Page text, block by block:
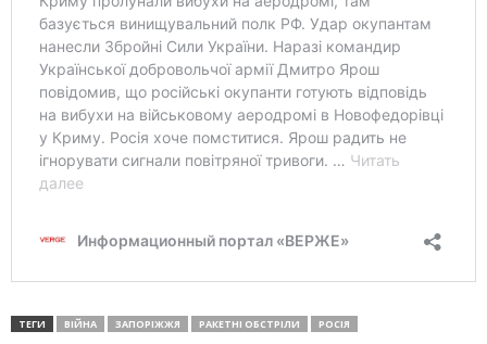
ТЕГИ ВІЙНА ЗАПОРІЖЖЯ РАКЕТНІ ОБСТРІЛИ РОСІЯ